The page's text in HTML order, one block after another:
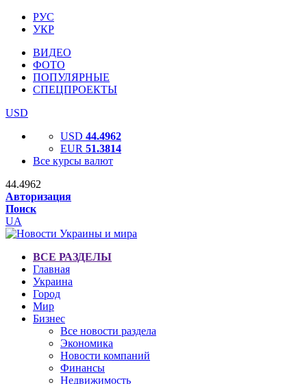
РУС
УКР
ВИДЕО
ФОТО
ПОПУЛЯРНЫЕ
СПЕЦПРОЕКТЫ
USD
USD 44.4962
EUR 51.3814
Все курсы валют
44.4962
Авторизация
Поиск
UA
ВСЕ РАЗДЕЛЫ
Главная
Украина
Город
Мир
Бизнес
Все новости раздела
Экономика
Новости компаний
Финансы
Недвижимость